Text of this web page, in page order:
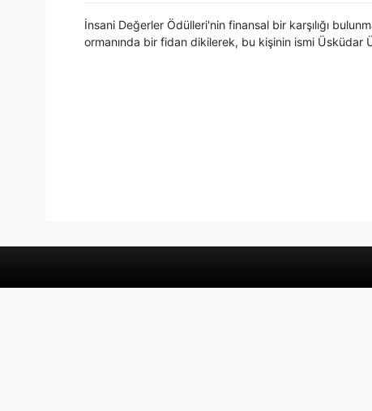
İnsani Değerler Ödülleri'nin finansal bir karşılığı
ormanında bir fidan dikilerek, bu kişinin ismi Üsküdar